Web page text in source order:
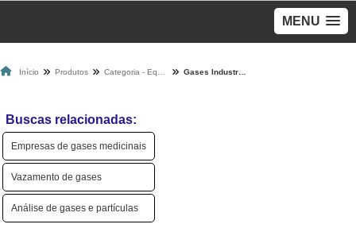
MENU
Início Produtos
Buscas relacionadas:
Empresas de gases medicinais
Vazamento de gases
Análise de gases e partículas